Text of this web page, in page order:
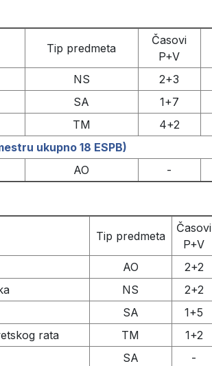
Tip predmeta
Časovi
P+V
NS 2+3
SA 1+7
TM 4+2
ukupno 18 ESPB)
AO -
Tip predmeta
Časovi
P+V
AO 2+2
NS 2+2
SA 1+5
rata TM 1+2
SA -